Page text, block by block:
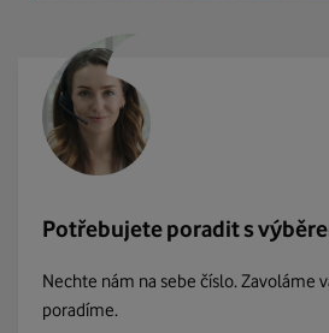
Potřebujete poradit s
Nechte nám na sebe číslo. Zavoláme
poradíme.